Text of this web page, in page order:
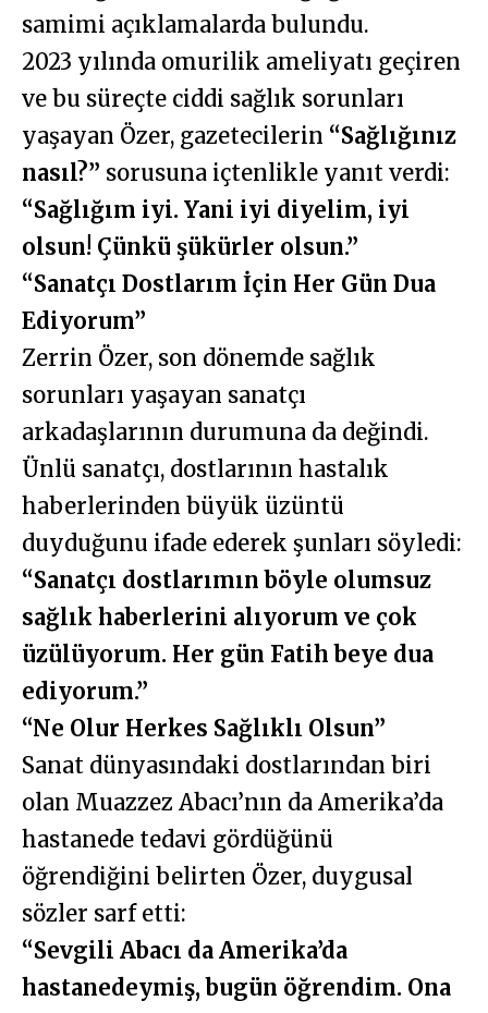
samimi açıklamalarda bulundu.
2023 yılında omurilik ameliyatı geçiren
ve bu süreçte ciddi sağlık sorunları
yaşayan Özer, gazetecilerin “Sağlığınız
nasıl?” sorusuna içtenlikle yanıt verdi:
“Sağlığım iyi. Yani iyi diyelim, iyi
olsun! Çünkü şükürler olsun.”
“Sanatçı Dostlarım İçin Her Gün Dua
Ediyorum”
Zerrin Özer, son dönemde sağlık
sorunları yaşayan sanatçı
arkadaşlarının durumuna da değindi.
Ünlü sanatçı, dostlarının hastalık
haberlerinden büyük üzüntü
duyduğunu ifade ederek şunları söyledi:
“Sanatçı dostlarımın böyle olumsuz
sağlık haberlerini alıyorum ve çok
üzülüyorum. Her gün Fatih beye dua
ediyorum.”
“Ne Olur Herkes Sağlıklı Olsun”
Sanat dünyasındaki dostlarından biri
olan Muazzez Abacı’nın da Amerika’da
hastanede tedavi gördüğünü
öğrendiğini belirten Özer, duygusal
sözler sarf etti:
“Sevgili Abacı da Amerika’da
hastanedeymiş, bugün öğrendim. Ona